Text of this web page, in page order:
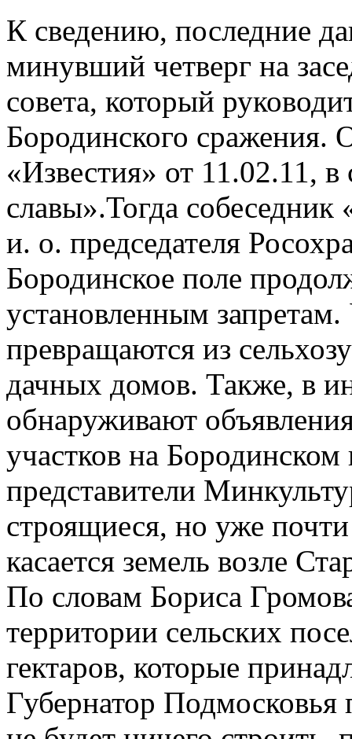
К сведению, последние
минувший четверг на
совета, который
Бородинского сражения.
«Известия» от 11.02.11, в
славы».Тогда
и. о. председателя
Бородинское поле
установленным
превращаются из
дачных домов. Также, в
обнаруживают
участков на
представители
строящиеся, но уже
касается земель возле
По словам Бориса
территории сельских
гектаров, которые
Губернатор Подмосковья